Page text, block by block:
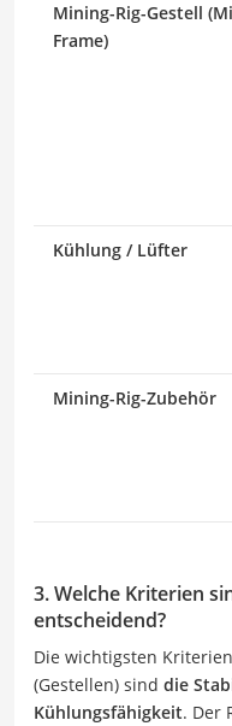
Mining-Rig-Gestell
Frame)
Kühlung / Lüfter
Mining-Rig-Zubehör
3. Welche Kriterien
entscheidend?
Die wichtigsten
(Gestellen) sind die
Kühlungsfähigkeit. Der